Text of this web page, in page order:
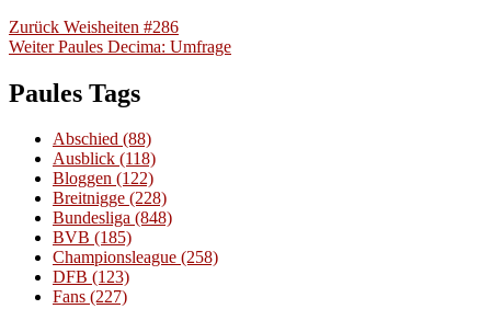
Beitragsnavigation
Zurück Vorheriger
Beitrag:
Weisheiten #286
Weiter Nächster
Paules Decima: Umfrage
Paules Tags
Abschied (88)
Ausblick (118)
Bloggen (122)
Breitnigge (228)
Bundesliga (848)
BVB (185)
Championsleague (258)
DFB (123)
Fans (227)